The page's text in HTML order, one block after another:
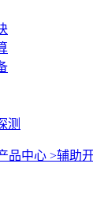
测
品中心 >辅助